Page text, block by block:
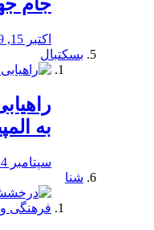
جام
اکتبر 15, 2019
بسکتبال
به
سپتامبر 24, 2019
شنا